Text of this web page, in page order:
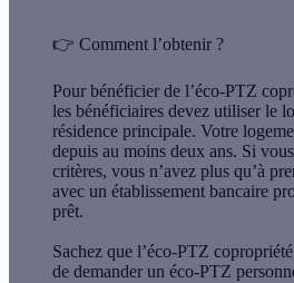
👉 Comment l’obtenir ?
Pour bénéficier de l’éco-PTZ
les bénéficiaires devez utiliser le
résidence principale. Votre
depuis au moins deux ans. Si
critères, vous n’avez plus qu’à
avec un établissement bancaire
prêt.
Sachez que l’éco-PTZ
de demander un éco-PTZ